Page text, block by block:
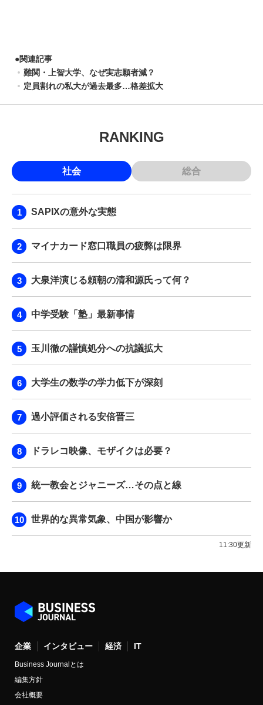
●関連記事
難関・上智大学、なぜ実志願者減？
定員割れの私大が過去最多…格差拡大
RANKING
社会 総合
SAPIXの意外な実態
マイナカード窓口職員の疲弊は限界
大泉洋演じる頼朝の清和源氏って何？
中学受験「塾」最新事情
玉川徹の謹慎処分への抗議拡大
大学生の数学の学力低下が深刻
過小評価される安倍晋三
ドラレコ映像、モザイクは必要？
統一教会とジャニーズ…その点と線
世界的な異常気象、中国が影響か
11:30更新
企業 インタビュー 経済 IT
Business Journalとは
編集方針
会社概要